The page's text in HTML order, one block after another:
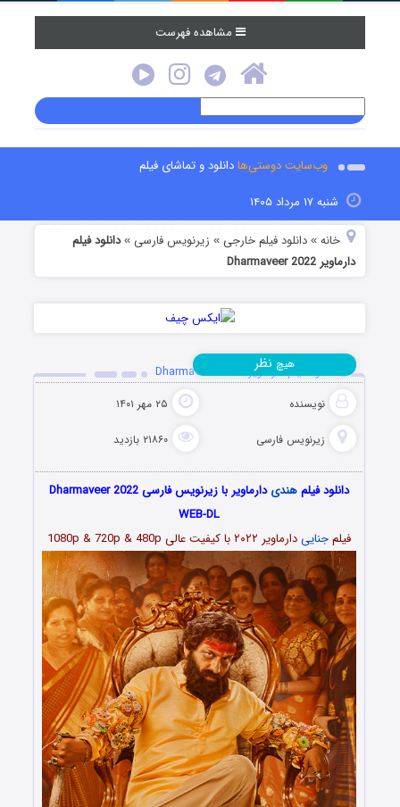
مشاهده فهرست
وب‌سایت دوستی‌هادانلود و تماشای فیلم
شنبه ۱۷ مرداد ۱۴۰۵
خانه »دانلود فیلم خارجی » زیرنویس فارسی »دانلود فیلم
دارماویر Dharmaveer 2022
دانلود فیلم دارماویر Dharmaveer 2022
نویسنده ۲۵ مهر ۱۴۰۱
زیرنویس فارسی ۲۱۸۶۰ بازدید
هیچ نظر
دانلود فیلمهندی
دارماویر با زیرنویس فارسی Dharmaveer 2022
WEB-DL
فیلمجناییدارماویر ۲۰۲۲ با کیفیت عالی 1080p & 720p & 480p